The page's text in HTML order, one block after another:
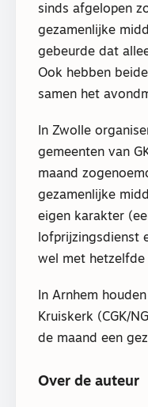
sinds afgelopen
gezamenlijke
gebeurde dat
Ook hebben
samen het
In Zwolle
gemeenten van
maand
gezamenlijke
eigen karakter
lofprijzingsdienst
wel met hetzelfde
In Arnhem
Kruiskerk (CGK/
de maand een
Over de auteur